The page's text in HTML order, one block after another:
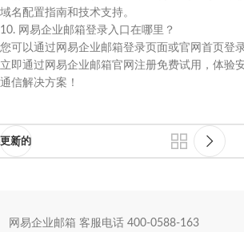
域名配置指南和技术支持。
10. 网易企业邮箱登录入口在哪里？
您可以通过网易企业邮箱登录页面或官网首页登
立即通过网易企业邮箱官网注册免费试用，体验
通信解决方案！
更新的
网易企业邮箱 客服电话 400-0588-163